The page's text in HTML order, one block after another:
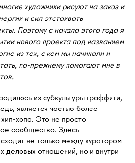
художники рисуют на заказ и
и сил отстаивать
Поэтому с начала этого года я
нового проекта под названием
из тех, с кем мы начинали и
по-прежнему помогают мне в
из субкультуры граффити,
является частью более
хопа. Это не просто
сообщество. Здесь
не только между куратором
деловых отношений, но и внутри